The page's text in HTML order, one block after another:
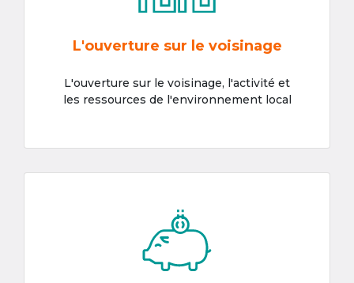
L'ouverture sur le voisinage
L'ouverture sur le voisinage, l'activité et
les ressources de l'environnement local